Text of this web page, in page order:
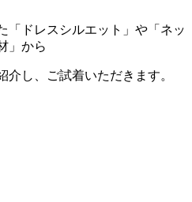
「ドレスシルエット」や「ネッ
」から
し、ご試着いただきます。